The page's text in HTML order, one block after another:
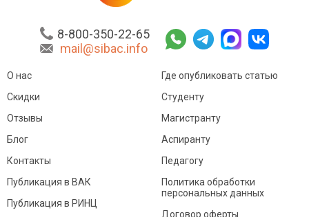
8-800-350-22-65
mail@sibac.info
О нас
Скидки
Отзывы
Блог
Контакты
Где опубликовать статью
Студенту
Магистранту
Аспиранту
Педагогу
Публикация в ВАК
Публикация в РИНЦ
Политика обработки
персональных данных
Договор оферты